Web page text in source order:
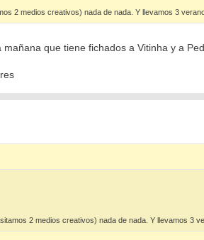
2 medios creativos) nada de nada. Y llevamos 3
que tiene fichados a Vitinha y a
2 medios creativos) nada de nada. Y llevamos 3